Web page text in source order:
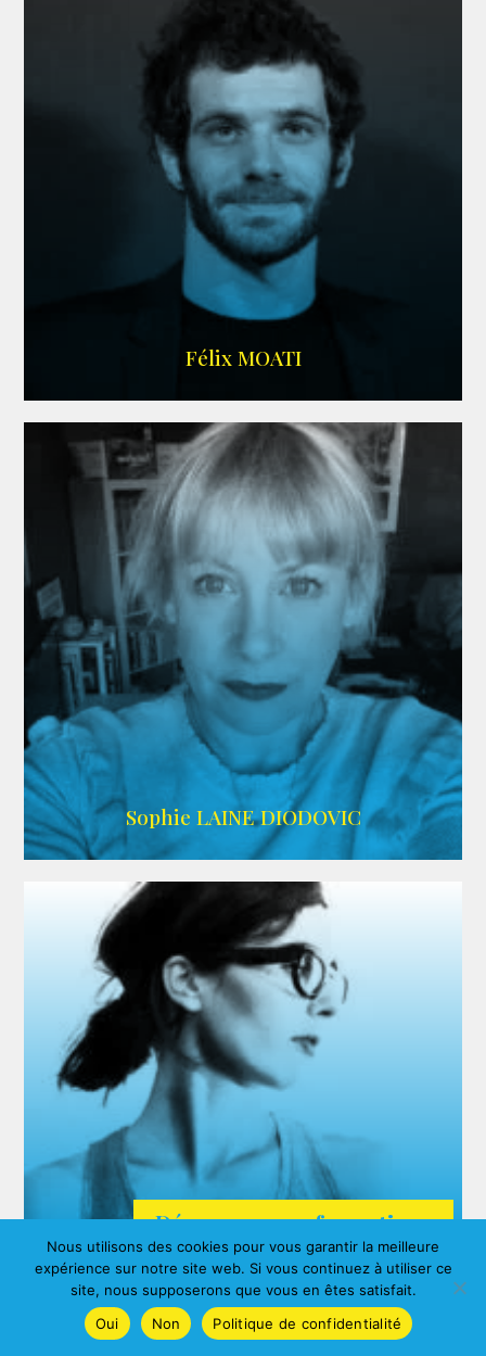
Félix MOATI
WIKIPEDIA
Sophie LAINE DIODOVIC
ARDA
Agnes ALBERNY
Découvrez nos formations
Nous utilisons des cookies pour vous garantir la meilleure
expérience sur notre site web. Si vous continuez à utiliser ce
site, nous supposerons que vous en êtes satisfait.
Oui
Non Politique de confidentialité